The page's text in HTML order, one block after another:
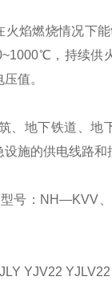
燃烧情况下能
，持续供
值。
地下铁道、地
施的供电线路和
：NH—KVV
YJV22 YJLV22